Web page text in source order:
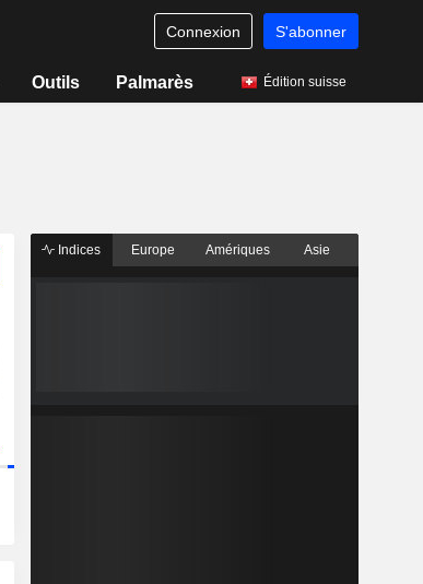
Connexion S'abonner
Outils Palmarès Édition suisse
Indices Europe Amériques Asie